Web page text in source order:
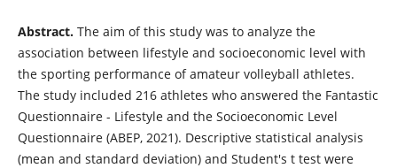
Abstract.The aim of this study was to analyze the
association between lifestyle and socioeconomic level with
the sporting performance of amateur volleyball athletes.
The study included 216 athletes who answered the Fantastic
Questionnaire - Lifestyle and the Socioeconomic Level
Questionnaire (ABEP, 2021). Descriptive statistical analysis
(mean and standard deviation) and Student's t test were